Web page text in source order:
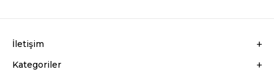
İletişim
Kategoriler